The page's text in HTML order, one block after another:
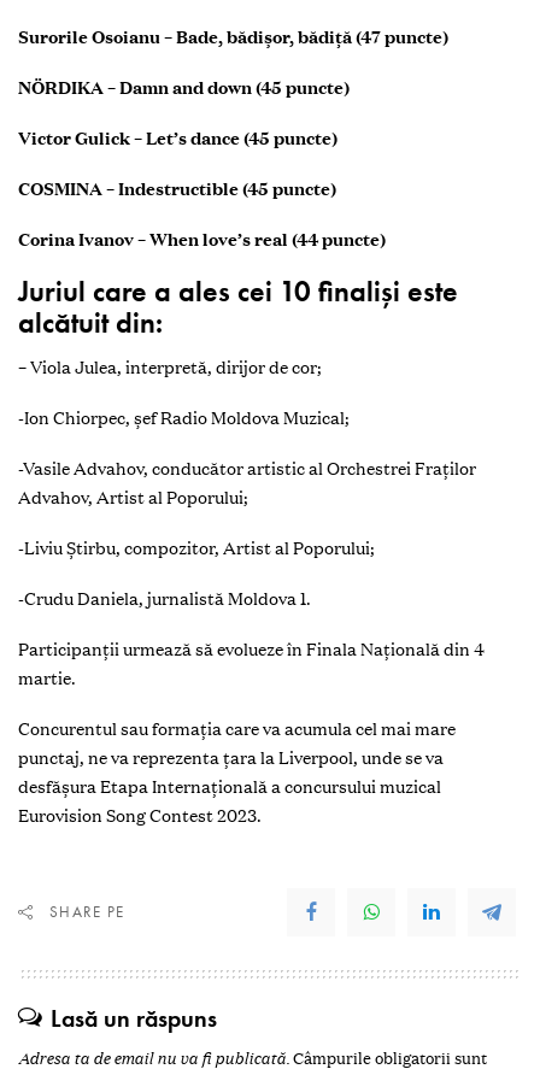
Surorile Osoianu – Bade, bădișor, bădiță (47 puncte)
NÖRDIKA – Damn and down (45 puncte)
Victor Gulick – Let’s dance (45 puncte)
COSMINA – Indestructible (45 puncte)
Corina Ivanov – When love’s real (44 puncte)
Juriul care a ales cei 10 finaliși este
alcătuit din:
– Viola Julea, interpretă, dirijor de cor;
-Ion Chiorpec, șef Radio Moldova Muzical;
-Vasile Advahov, conducător artistic al Orchestrei Fraților
Advahov, Artist al Poporului;
-Liviu Știrbu, compozitor, Artist al Poporului;
-Crudu Daniela, jurnalistă Moldova 1.
Participanții urmează să evolueze în Finala Națională din 4
martie.
Concurentul sau formația care va acumula cel mai mare
punctaj, ne va reprezenta țara la Liverpool, unde se va
desfășura Etapa Internațională a concursului muzical
Eurovision Song Contest 2023.
SHARE PE
Lasă un răspuns
Adresa ta de email nu va fi publicată.Câmpurile obligatorii sunt